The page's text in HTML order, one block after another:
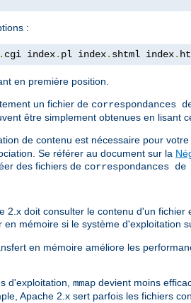
:
. cgi index. pl index. shtml index.
en première position.
un fichier de correspondances
être simplement obtenues en lisant
de contenu est nécessaire pour
Se référer au document sur la
des fichiers de correspondances
2.x doit consulter le contenu d'un
mémoire si le système d'exploitation
en mémoire améliore les
d'exploitation, mmap devient moins
Apache 2.x sert parfois les fichiers